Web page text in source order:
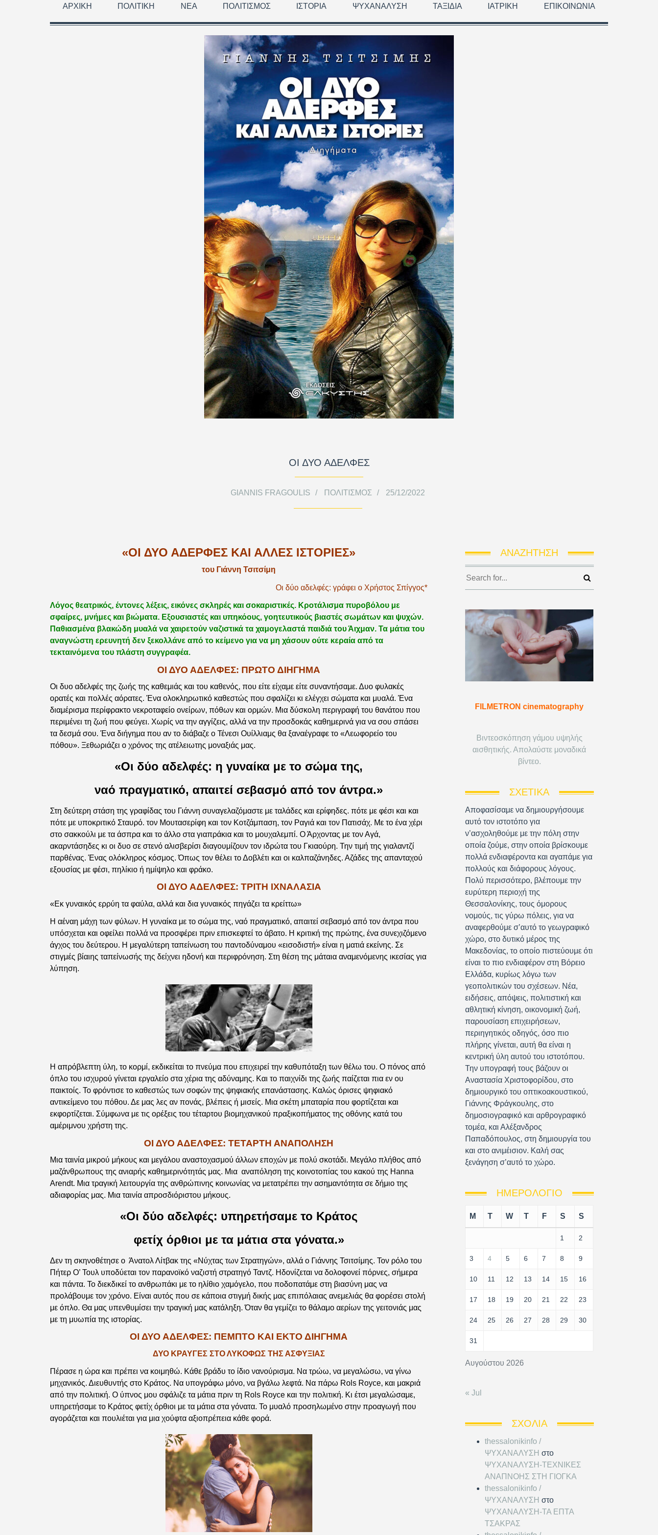
ΑΡΧΙΚΉ ΠΟΛΙΤΙΚΉ ΝΈΑ ΠΟΛΙΤΙΣΜΌΣ ΙΣΤΟΡΊΑ ΨΥΧΑΝΆΛΥΣΗ ΤΑΞΊΔΙΑ ΙΑΤΡΙΚΉ ΕΠΙΚΟΙΝΩΝΊΑ
ΟΙ ΔΥΟ ΑΔΕΛΦΕΣ
GIANNIS FRAGOULIS ΠΟΛΙΤΙΣΜΌΣ 25/12/2022
«ΟΙ ΔΥΟ ΑΔΕΡΦΕΣ ΚΑΙ ΑΛΛΕΣ ΙΣΤΟΡΙΕΣ»
του Γιάννη Τσιτσίμη
Οι δύο αδελφές: γράφει ο Χρήστος Σπίγγος*
Λόγος θεατρικός, έντονες λέξεις, εικόνες σκληρές και σοκαριστικές. Κροτάλισμα πυροβόλου με
σφαίρες, μνήμες και βιώματα. Εξουσιαστές και υπηκόους, γοητευτικούς βιαστές σωμάτων και ψυχών.
Παθιασμένα βλακώδη μυαλά να χαιρετούν ναζιστικά τα χαμογελαστά παιδιά του Άιχμαν. Τα μάτια του
αναγνώστη ερευνητή δεν ξεκολλάνε από το κείμενο για να μη χάσουν ούτε κεραία από τα
τεκταινόμενα του πλάστη συγγραφέα.
ΟΙ ΔΥΟ ΑΔΕΛΦΕΣ: ΠΡΩΤΟ ΔΙΗΓΗΜΑ
Οι δυο αδελφές της ζωής της καθεμιάς και του καθενός, που είτε είχαμε είτε συναντήσαμε. Δυο φυλακές
ορατές και πολλές αόρατες. Ένα ολοκληρωτικό καθεστώς που σφαλίζει κι ελέγχει σώματα και μυαλά. Ένα
διαμέρισμα περίφρακτο νεκροταφείο ονείρων, πόθων και ορμών. Μια δύσκολη περιγραφή του θανάτου που
περιμένει τη ζωή που φεύγει. Χωρίς να την αγγίζεις, αλλά να την προσδοκάς καθημερινά για να σου σπάσει
τα δεσμά σου. Ένα διήγημα που αν το διάβαζε ο Τένεσι Ουίλλιαμς θα ξαναέγραφε το «Λεωφορείο του
πόθου». Ξεθωριάζει ο χρόνος της ατέλειωτης μοναξιάς μας.
«Οι δύο αδελφές: η γυναίκα με το σώμα της,
ναό πραγματικό, απαιτεί σεβασμό από τον άντρα.»
Στη δεύτερη στάση της γραφίδας του Γιάννη συναγελαζόμαστε με ταλάδες και ερίφηδες. πότε με φέσι και και
πότε με υποκριτικό Σταυρό. τον Μουτασερίφη και τον Κοτζάμπαση, τον Ραγιά και τον Πατισάχ. Με το ένα χέρι
στο σακκούλι με τα άσπρα και το άλλο στα γιαπράκια και το μουχαλεμπί. Ο Άρχοντας με τον Αγά,
ακαρντάσηδες κι οι δυο σε στενό αλισβερίσι διαγουμίζουν τον ιδρώτα του Γκιαούρη. Την τιμή της γιαλαντζί
παρθένας. Ένας ολόκληρος κόσμος. Όπως τον θέλει το Δοβλέτι και οι καλπαζάνηδες. Αζάδες της απανταχού
εξουσίας με φέσι, πηλίκιο ή ημίψηλο και φράκο.
ΟΙ ΔΥΟ ΑΔΕΛΦΕΣ: ΤΡΙΤΗ ΙΧΝΑΛΑΣΙΑ
«Εκ γυναικός ερρύη τα φαύλα, αλλά και δια γυναικός πηγάζει τα κρείττω»
Η αέναη μάχη των φύλων. Η γυναίκα με το σώμα της, ναό πραγματικό, απαιτεί σεβασμό από τον άντρα που
υπόσχεται και οφείλει πολλά να προσφέρει πριν επισκεφτεί το άβατο. Η κριτική της πρώτης, ένα συνεχιζόμενο
άγχος του δεύτερου. Η μεγαλύτερη ταπείνωση του παντοδύναμου «εισοδιστή» είναι η ματιά εκείνης. Σε
στιγμές βίαιης ταπείνωσής της δείχνει ηδονή και περιφρόνηση. Στη θέση της μάταια αναμενόμενης ικεσίας για
λύπηση.
Η απρόβλεπτη ύλη, το κορμί, εκδικείται το πνεύμα που επιχειρεί την καθυπόταξη των θέλω του. Ο πόνος από
όπλο του ισχυρού γίνεται εργαλείο στα χέρια της αδύναμης. Και το παιχνίδι της ζωής παίζεται πια εν ου
παικτοίς. Το φρόντισε το καθεστώς των σοφών της ψηφιακής επανάστασης. Καλώς όρισες ψηφιακό
αντικείμενο του πόθου. Δε μας λες αν πονάς, βλέπεις ή μισείς. Μια σκέτη μπαταρία που φορτίζεται και
εκφορτίζεται. Σύμφωνα με τις ορέξεις του τέταρτου βιομηχανικού πραξικοπήματος της οθόνης κατά του
αμέριμνου χρήστη της.
ΟΙ ΔΥΟ ΑΔΕΛΦΕΣ: ΤΕΤΑΡΤΗ ΑΝΑΠΟΛΗΣΗ
Μια ταινία μικρού μήκους και μεγάλου αναστοχασμού άλλων εποχών με πολύ σκοτάδι. Μεγάλο πλήθος από
μαζάνθρωπους της ανιαρής καθημερινότητάς μας. Μια αναπόληση της κοινοτοπίας του κακού της Hanna
Arendt. Μια τραγική λειτουργία της ανθρώπινης κοινωνίας να μετατρέπει την ασημαντότητα σε δήμιο της
αδιαφορίας μας. Μια ταινία απροσδιόριστου μήκους.
«Οι δύο αδελφές: υπηρετήσαμε το Κράτος
φετίχ όρθιοι με τα μάτια στα γόνατα.»
Δεν τη σκηνοθέτησε ο Άνατολ Λίτβακ της «Νύχτας των Στρατηγών», αλλά ο Γιάννης Τσιτσίμης. Τον ρόλο του
Πήτερ Ο’ Τουλ υποδύεται τον παρανοϊκό ναζιστή στρατηγό Ταντζ. Ηδονίζεται να δολοφονεί πόρνες, σήμερα
και πάντα. Το διεκδικεί το ανθρωπάκι με το ηλίθιο χαμόγελο, που ποδοπατάμε στη βιασύνη μας να
προλάβουμε τον χρόνο. Είναι αυτός που σε κάποια στιγμή δικής μας επιπόλαιας ανεμελιάς θα φορέσει στολή
με όπλο. Θα μας υπενθυμίσει την τραγική μας κατάληξη. Όταν θα γεμίζει το θάλαμο αερίων της γειτονιάς μας
με τη μυωπία της ιστορίας.
ΟΙ ΔΥΟ ΑΔΕΛΦΕΣ: ΠΕΜΠΤΟ ΚΑΙ ΕΚΤΟ ΔΙΗΓΗΜΑ
ΔΥΟ ΚΡΑΥΓΕΣ ΣΤΟ ΛΥΚΟΦΩΣ ΤΗΣ ΑΣΦΥΞΙΑΣ
Πέρασε η ώρα και πρέπει να κοιμηθώ. Κάθε βράδυ το ίδιο νανούρισμα. Να τρώω, να μεγαλώσω, να γίνω
μηχανικός. Διευθυντής στο Κράτος. Να υπογράφω μόνο, να βγάλω λεφτά. Να πάρω Rols Royce, και μακριά
από την πολιτική. Ο ύπνος μου σφάλιζε τα μάτια πριν τη Rols Royce και την πολιτική. Κι έτσι μεγαλώσαμε,
υπηρετήσαμε το Κράτος φετίχ όρθιοι με τα μάτια στα γόνατα. Το μυαλό προσηλωμένο στην προαγωγή που
αγοράζεται και πουλιέται για μια χούφτα αξιοπρέπεια κάθε φορά.
ΑΝΑΖΉΤΗΣΗ
FILMETRON cinematography
Βιντεοσκόπηση γάμου υψηλής
αισθητικής. Απολαύστε μοναδικά
βίντεο.
ΣΧΕΤΙΚΆ
Αποφασίσαμε να δημιουργήσουμε
αυτό τον ιστοτόπο για
ν’ασχοληθούμε με την πόλη στην
οποία ζούμε, στην οποία βρίσκουμε
πολλά ενδιαφέροντα και αγαπάμε για
πολλούς και διάφορους λόγους.
Πολύ περισσότερο, βλέπουμε την
ευρύτερη περιοχή της
Θεσσαλονίκης, τους όμορους
νομούς, τις γύρω πόλεις, για να
αναφερθούμε σ’αυτό το γεωγραφικό
χώρο, στο δυτικό μέρος της
Μακεδονίας, το οποίο πιστεύουμε ότι
είναι το πιο ενδιαφέρον στη Βόρειο
Ελλάδα, κυρίως λόγω των
γεοπολιτικών του σχέσεων. Νέα,
ειδήσεις, απόψεις, πολιτιστική και
αθλητική κίνηση, οικονομική ζωή,
παρουσίαση επιχειρήσεων,
περιηγητικός οδηγός, όσο πιο
πλήρης γίνεται, αυτή θα είναι η
κεντρική ύλη αυτού του ιστοτόπου.
Την υπογραφή τους βάζουν οι
Αναστασία Χριστοφορίδου, στο
δημιουργικό του οπτικοακουστικού,
Γιάννης Φράγκουλης, στο
δημοσιογραφικό και αρθρογραφικό
τομέα, και Αλέξανδρος
Παπαδόπουλος, στη δημιουργία του
και στο ανιμέισιον. Καλή σας
ξενάγηση σ’αυτό το χώρο.
ΗΜΕΡΟΛΌΓΙΟ
Αυγούστου 2026
M T W T F S S
1 2
3 4 5 6 7 8 9
10 11 12 13 14 15 16
17 18 19 20 21 22 23
24 25 26 27 28 29 30
31
« Jul
ΣΧΌΛΙΑ
thessalonikinfo /
ΨΥΧΑΝΑΛΥΣΗ στο
ΨΥΧΑΝΑΛΥΣΗ-ΤΕΧΝΙΚΕΣ
ΑΝΑΠΝΟΗΣ ΣΤΗ ΓΙΟΓΚΑ
thessalonikinfo /
ΨΥΧΑΝΑΛΥΣΗ στο
ΨΥΧΑΝΑΛΥΣΗ-ΤΑ ΕΠΤΑ
ΤΣΑΚΡΑΣ